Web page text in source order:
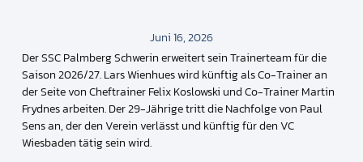
Juni 16, 2026
Der SSC Palmberg Schwerin erweitert sein Trainerteam für die
Saison 2026/27. Lars Wienhues wird künftig als Co-Trainer an
der Seite von Cheftrainer Felix Koslowski und Co-Trainer Martin
Frydnes arbeiten. Der 29-Jährige tritt die Nachfolge von Paul
Sens an, der den Verein verlässt und künftig für den VC
Wiesbaden tätig sein wird.